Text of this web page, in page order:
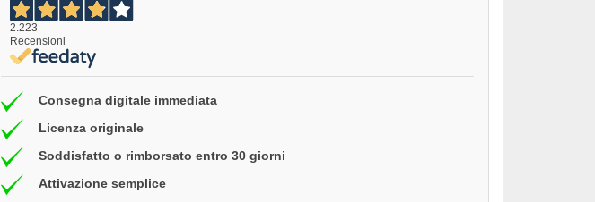
2.223
Recensioni
Consegna digitale immediata
Licenza originale
Soddisfatto o rimborsato entro 30 giorni
Attivazione semplice